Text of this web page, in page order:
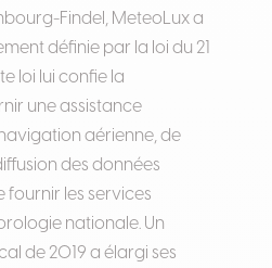
Findel, MeteoLux a
définie par la loi du 21
loi lui confie la
une assistance
aérienne, de
des données
fournir les services
nationale. Un
de 2019 a élargi ses